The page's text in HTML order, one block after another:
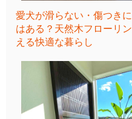
愛犬が滑らない・傷つき
はある？天然木フローリ
える快適な暮らし